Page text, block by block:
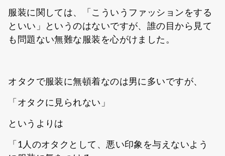
服装に関しては、「こういうファッションをする
といい」というのはないですが、誰の目から見て
も問題ない無難な服装を心がけました。
オタクで服装に無頓着なのは男に多いですが、
「オタクに見られない」
というよりは
「1人のオタクとして、悪い印象を与えないよう